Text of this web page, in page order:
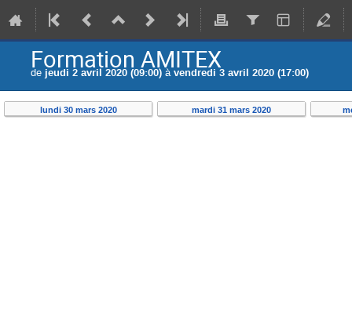
Formation AMITEX
de jeudi 2 avril 2020 (09:00) àvendredi 3 avril 2020 (17:00)
lundi 30 mars 2020 mardi 31 mars 2020